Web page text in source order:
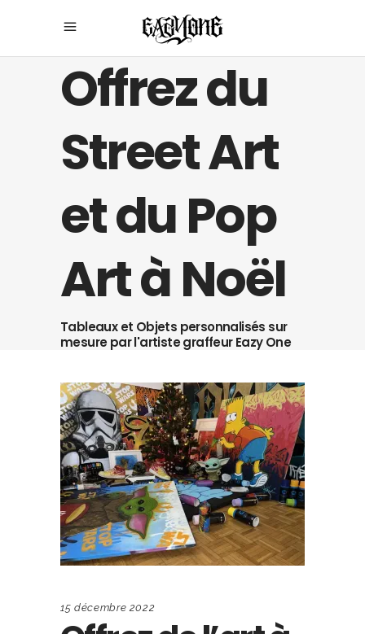
Offrez du
Street Art
et du Pop
Art à Noël
Tableaux et Objets personnalisés sur
mesure par l'artiste graffeur Eazy One
15 décembre 2022